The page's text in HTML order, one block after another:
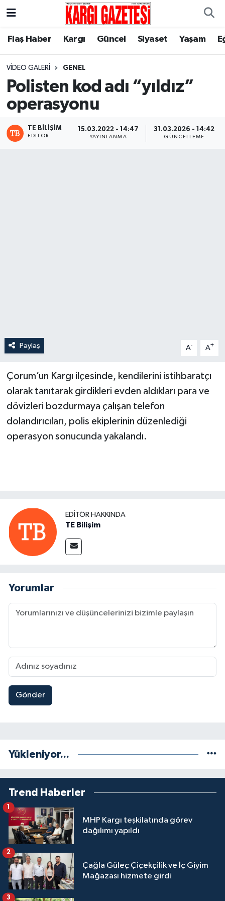
Flaş Haber Kargı Güncel Siyaset Yaşam
VIDEO GALERI GENEL
Polisten kod adı “yıldız”
operasyonu
TE BILIŞIM
EDITÖR
15.03.2022 - 14:47
YAYINLANMA
31.03.2026 - 14:42
GÜNCELLEME
Paylaş A- A+
Çorum’un Kargı ilçesinde, kendilerini istihbaratçı
olarak tanıtarak girdikleri evden aldıkları para ve
dövizleri bozdurmaya çalışan telefon
dolandırıcıları, polis ekiplerinin düzenlediği
operasyon sonucunda yakalandı.
EDITÖR HAKKINDA
TE Bilişim
Yorumlar
Gönder
Yükleniyor...
Trend Haberler
MHP Kargı teşkilatında görev
dağılımı yapıldı
1
Çağla Güleç Çiçekçilik ve İç Giyim
Mağazası hizmete girdi
2
3
Flaş Haber
Kargı
Güncel
Nöbetçi Eczaneler
Hava Durumu
Çorum Namaz Vakitleri
Trafik Durumu
Süper Lig Puan Durumu ve Fikstür